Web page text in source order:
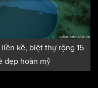
kề, biệt thự rộng 15
đẹp hoàn mỹ